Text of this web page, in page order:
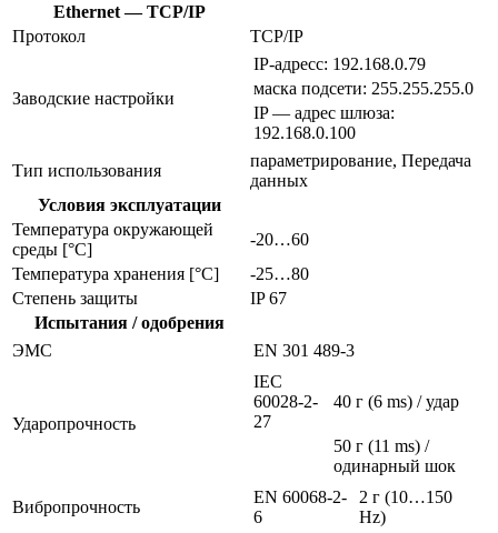
Ethernet — TCP/IP
Протокол
TCP/IP
Заводские настройки
IP-адресс: 192.168.0.79
маска подсети: 255.255.255.0
IP — адрес шлюза:
192.168.0.100
Тип использования
параметрирование, Передача
данных
Условия эксплуатации
Температура окружающей
среды [°C]
-20…60
Температура хранения [°C]
-25…80
Степень защиты
IP 67
Испытания / одобрения
ЭMC
EN 301 489-3
Ударопрочность
IEC
60028-2-
27
40 г (6 ms) / удар
50 г (11 ms) /
одинарный шок
Вибропрочность
EN 60068-2-
6
2 г (10…150
Hz)